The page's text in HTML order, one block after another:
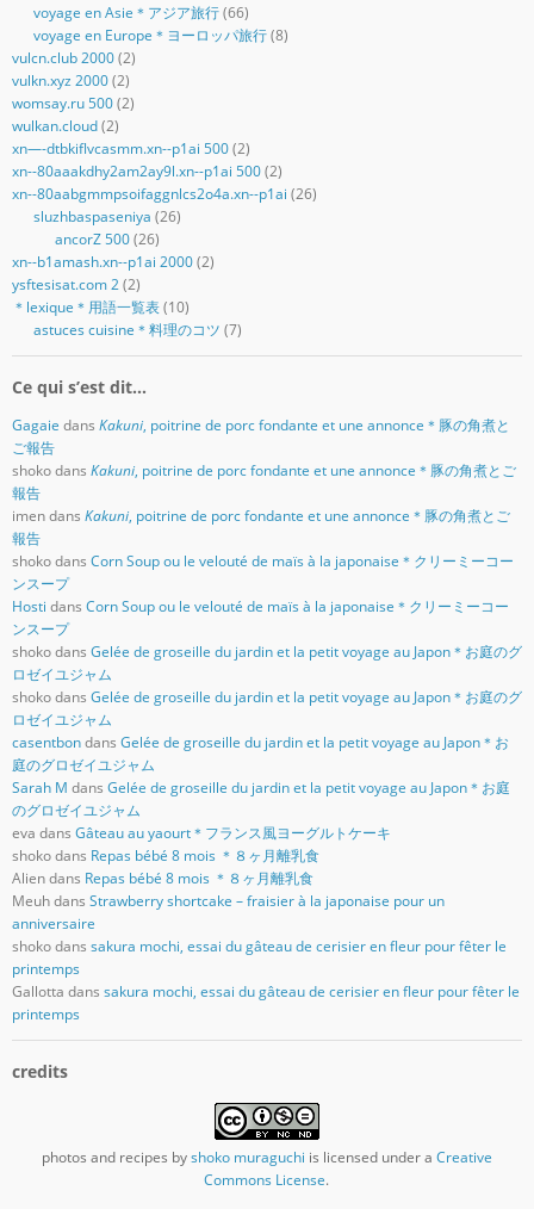
voyage en Asie＊アジア旅行(66)
voyage en Europe＊ヨーロッパ旅行(8)
vulcn.club 2000(2)
vulkn.xyz 2000(2)
womsay.ru 500(2)
wulkan.cloud(2)
xn—-dtbkiflvcasmm.xn--p1ai 500(2)
xn--80aaakdhy2am2ay9l.xn--p1ai 500(2)
xn--80aabgmmpsoifaggnlcs2o4a.xn--p1ai (26)
sluzhbaspaseniya (26)
ancorZ 500(26)
xn--b1amash.xn--p1ai 2000(2)
ysftesisat.com 2(2)
＊lexique＊用語一覧表(10)
astuces cuisine＊料理のコツ (7)
Ce qui s’est dit…
Gagaie dans Kakuni, poitrine de porc fondante et une annonce＊豚の角煮と
ご報告
shokodans Kakuni, poitrine de porc fondante et une annonce＊豚の角煮とご
報告
imendans Kakuni, poitrine de porc fondante et une annonce＊豚の角煮とご
報告
shokodans Corn Soup ou le velouté de maïs à la japonaise＊クリーミーコー
ンスープ
Hosti dans Corn Soup ou le velouté de maïs à la japonaise＊クリーミーコー
ンスープ
shokodans Gelée de groseille du jardin et la petit voyage au Japon＊お庭のグ
ロゼイユジャム
shokodans Gelée de groseille du jardin et la petit voyage au Japon＊お庭のグ
ロゼイユジャム
casentbondans Gelée de groseille du jardin et la petit voyage au Japon＊お
庭のグロゼイユジャム
Sarah M dans Gelée de groseille du jardin et la petit voyage au Japon＊お庭
のグロゼイユジャム
eva dans Gâteau au yaourt＊フランス風ヨーグルトケーキ
shokodans Repas bébé 8 mois ＊８ヶ月離乳食
Aliendans Repas bébé 8 mois ＊８ヶ月離乳食
Meuhdans Strawberry shortcake – fraisier à la japonaise pour un
anniversaire
shokodans sakura mochi, essai du gâteau de cerisier en fleur pour fêter le
printemps
Gallotta dans sakura mochi, essai du gâteau de cerisier en fleur pour fêter le
printemps
credits
photos and recipes byshoko muraguchi is licensed under a Creative
Commons License.